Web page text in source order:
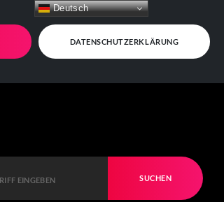
DATENSCHUTZERKLÄRUNG
SUCHEN
Deutsch